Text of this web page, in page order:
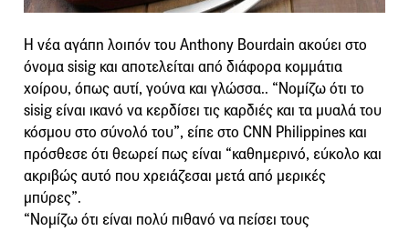
Η νέα αγάπη λοιπόν του Anthony Bourdain ακούει στο
όνομα sisig και αποτελείται από διάφορα κομμάτια
χοίρου, όπως αυτί, γούνα και γλώσσα.. “Νομίζω ότι το
sisig είναι ικανό να κερδίσει τις καρδιές και τα μυαλά του
κόσμου στο σύνολό του”, είπε στο CNN Philippines και
πρόσθεσε ότι θεωρεί πως είναι “καθημερινό, εύκολο και
ακριβώς αυτό που χρειάζεσαι μετά από μερικές
μπύρες”.
“Νομίζω ότι είναι πολύ πιθανό να πείσει τους